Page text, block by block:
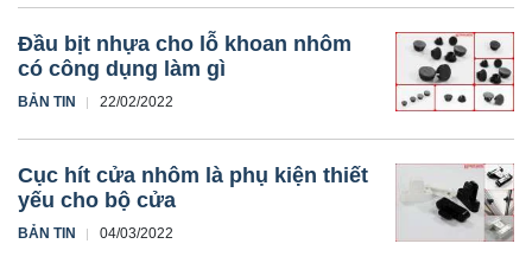
Đầu bịt nhựa cho lỗ khoan nhôm
có công dụng làm gì
BẢN TIN 22/02/2022
Cục hít cửa nhôm là phụ kiện thiết
yếu cho bộ cửa
BẢN TIN 04/03/2022